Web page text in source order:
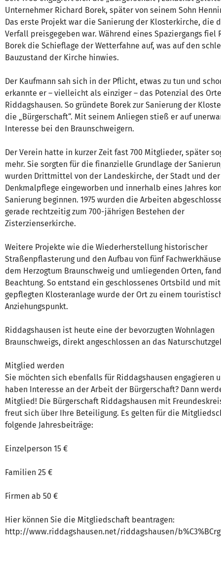
Unternehmer Richard Borek, später von seinem Sohn
Das erste Projekt war die Sanierung der Klosterkirche, die
Verfall preisgegeben war. Während eines Spaziergangs fiel
Borek die Schieflage der Wetterfahne auf, was auf den
Bauzustand der Kirche hinwies.
Der Kaufmann sah sich in der Pflicht, etwas zu tun und
erkannte er – vielleicht als einziger – das Potenzial des
Riddagshausen. So gründete Borek zur Sanierung der
die „Bürgerschaft“. Mit seinem Anliegen stieß er auf
Interesse bei den Braunschweigern.
Der Verein hatte in kurzer Zeit fast 700 Mitglieder, später
mehr. Sie sorgten für die finanzielle Grundlage der
wurden Drittmittel von der Landeskirche, der Stadt und der
Denkmalpflege eingeworben und innerhalb eines Jahres
Sanierung beginnen. 1975 wurden die Arbeiten
gerade rechtzeitig zum 700-jährigen Bestehen der
Zisterzienserkirche.
Weitere Projekte wie die Wiederherstellung historischer
Straßenpflasterung und den Aufbau von fünf
dem Herzogtum Braunschweig und umliegenden Orten,
Beachtung. So entstand ein geschlossenes Ortsbild und
gepflegten Klosteranlage wurde der Ort zu einem
Anziehungspunkt.
Riddagshausen ist heute eine der bevorzugten Wohnlagen
Braunschweigs, direkt angeschlossen an das
Mitglied werden
Sie möchten sich ebenfalls für Riddagshausen engagieren
haben Interesse an der Arbeit der Bürgerschaft? Dann
Mitglied! Die Bürgerschaft Riddagshausen mit
freut sich über Ihre Beteiligung. Es gelten für die
folgende Jahresbeiträge:
Einzelperson 15 €
Familien 25 €
Firmen ab 50 €
Hier können Sie die Mitgliedschaft beantragen:
http://www.riddagshausen.net/riddagshausen/